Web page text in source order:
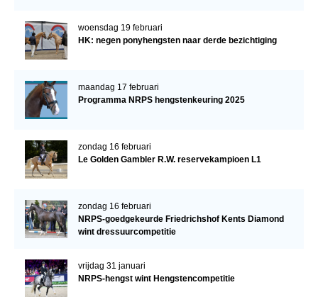
woensdag 19 februari
HK: negen ponyhengsten naar derde bezichtiging
maandag 17 februari
Programma NRPS hengstenkeuring 2025
zondag 16 februari
Le Golden Gambler R.W. reservekampioen L1
zondag 16 februari
NRPS-goedgekeurde Friedrichshof Kents Diamond
wint dressuurcompetitie
vrijdag 31 januari
NRPS-hengst wint Hengstencompetitie